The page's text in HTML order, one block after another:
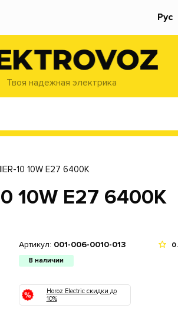
Рус
Твоя надежная электрика
10 10W E27 6400K
10W E27 6400K
Артикул: 001-006-0010-013
В наличии
Horoz Electric скидки до
10%